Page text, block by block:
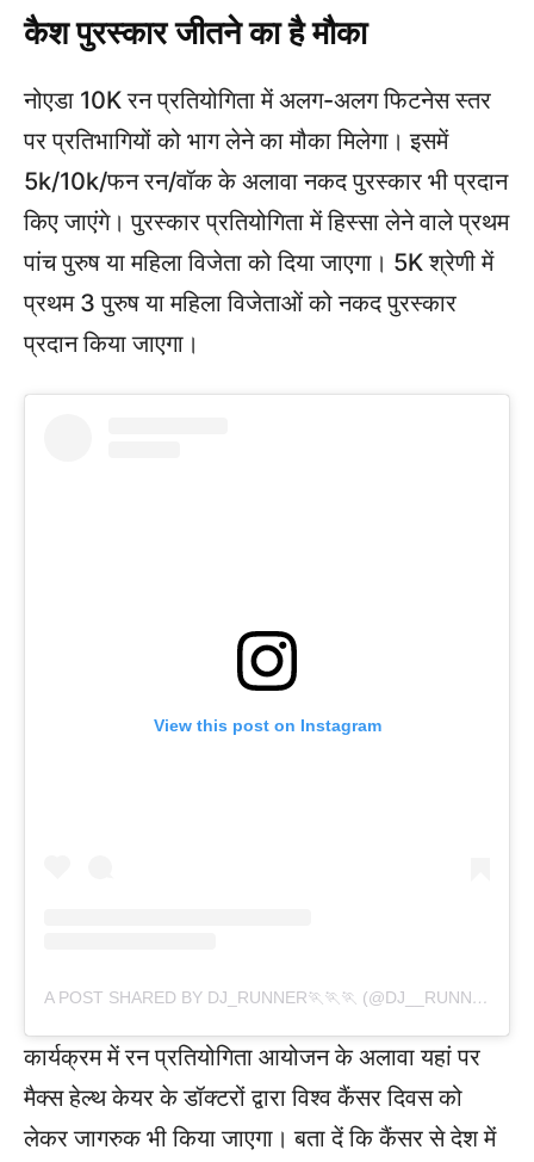
कैश पुरस्कार जीतने का है मौका
नोएडा 10K रन प्रतियोगिता में अलग-अलग फिटनेस स्तर
पर प्रतिभागियों को भाग लेने का मौका मिलेगा। इसमें
5k/10k/फन रन/वॉक के अलावा नकद पुरस्कार भी प्रदान
किए जाएंगे। पुरस्कार प्रतियोगिता में हिस्सा लेने वाले प्रथम
पांच पुरुष या महिला विजेता को दिया जाएगा। 5K श्रेणी में
प्रथम 3 पुरुष या महिला विजेताओं को नकद पुरस्कार
प्रदान किया जाएगा।
View this post on Instagram
A POST SHARED BY DJ_RUNNER🏃🏃🏃 (@DJ__RUNNER83)
कार्यक्रम में रन प्रतियोगिता आयोजन के अलावा यहां पर
मैक्स हेल्थ केयर के डॉक्टरों द्वारा विश्व कैंसर दिवस को
लेकर जागरुक भी किया जाएगा। बता दें कि कैंसर से देश में